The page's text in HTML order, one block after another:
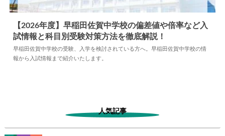
中学情報 2025.06.05
【2026年度】早稲田佐賀中学校の偏差値や倍率など入
試情報と科目別受験対策方法を徹底解説！
早稲田佐賀中学校の受験、入学を検討されている方へ。早稲田佐賀中学校の情
報から入試情報まで紹介いたします。
人気記事